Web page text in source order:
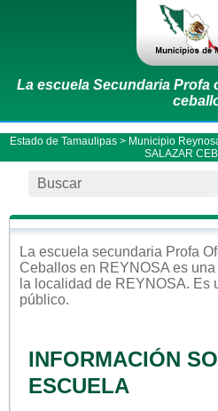
La escuela Secundaria Profa
Estado de Tamaulipas> Municipio
SALAZAR
La escuela secundaria Profa
Ceballos en REYNOSA es
la localidad de REYNOSA. Es
público.
INFORMACIÓN
ESCUELA